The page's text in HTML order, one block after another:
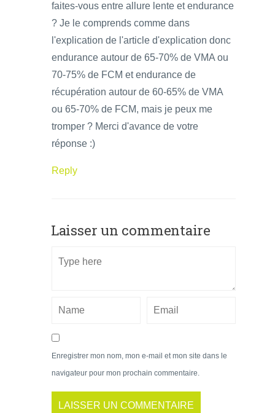
faites-vous entre allure lente et endurance
? Je le comprends comme dans
l'explication de l'article d'explication donc
endurance autour de 65-70% de VMA ou
70-75% de FCM et endurance de
récupération autour de 60-65% de VMA
ou 65-70% de FCM, mais je peux me
tromper ? Merci d'avance de votre
réponse :)
Reply
Laisser un commentaire
Enregistrer mon nom, mon e-mail et mon site dans le
navigateur pour mon prochain commentaire.